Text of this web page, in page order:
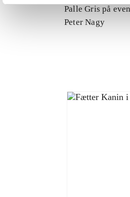
Palle Gris på
Peter Nagy